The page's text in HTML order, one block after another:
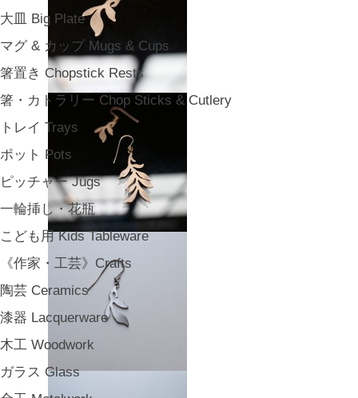
大皿 Big Plate
マグ & カップ Mugs & Cups
箸置き Chopstick Rests
箸・カトラリー Chop Sticks & Cutlery
トレイ Trays
ポット Pots
ピッチャー Jugs
一輪挿し・花瓶
こども用 Kids Tableware
《作家・工芸》Crafts
陶芸 Ceramics
漆器 Lacquerware
木工 Woodwork
ガラス Glass